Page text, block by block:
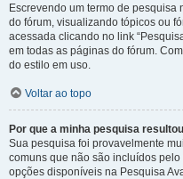
Escrevendo um termo de
do fórum, visualizando tópicos ou
acessada clicando no link
em todas as páginas do fórum.
do estilo em uso.
Voltar ao topo
Por que a minha pesquisa
Sua pesquisa foi provavelmente
comuns que não são incluídos
opções disponíveis na Pesquisa